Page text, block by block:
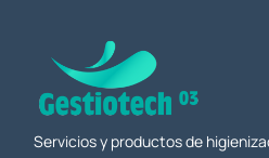
Servicios y productos de